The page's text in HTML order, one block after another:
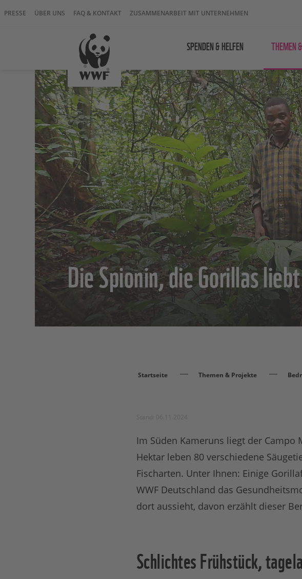
PRESSE ÜBER UNS FAQ & KONTAKT ZUSAMMENARBEIT MIT UNTERNEHMEN
SPENDEN & HELFEN THEMEN
Die Spionin, die Gorillas liebt
Startseite Themen & Projekte
Im Süden Kameruns liegt der Campo
Hektar leben 80 verschiedene
Fischarten. Unter Ihnen: Einige
WWF Deutschland das
dort aussieht, davon erzählt dieser
Schlichtes Frühstück,